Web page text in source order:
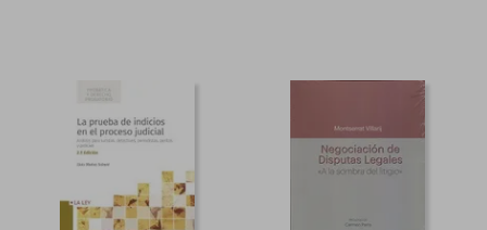
50%
$ 76.277
50%
dcto.